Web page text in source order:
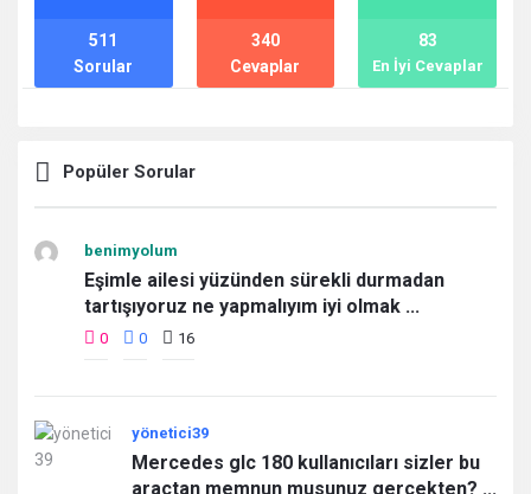
Sorular
511
Cevaplar
340
En İyi Cevaplar
83
Popüler Sorular
benimyolum
Eşimle ailesi yüzünden sürekli durmadan
tartışıyoruz ne yapmalıyım iyi olmak ...
0 0 16
yönetici39
Mercedes glc 180 kullanıcıları sizler bu
araçtan memnun musunuz gerçekten? ...